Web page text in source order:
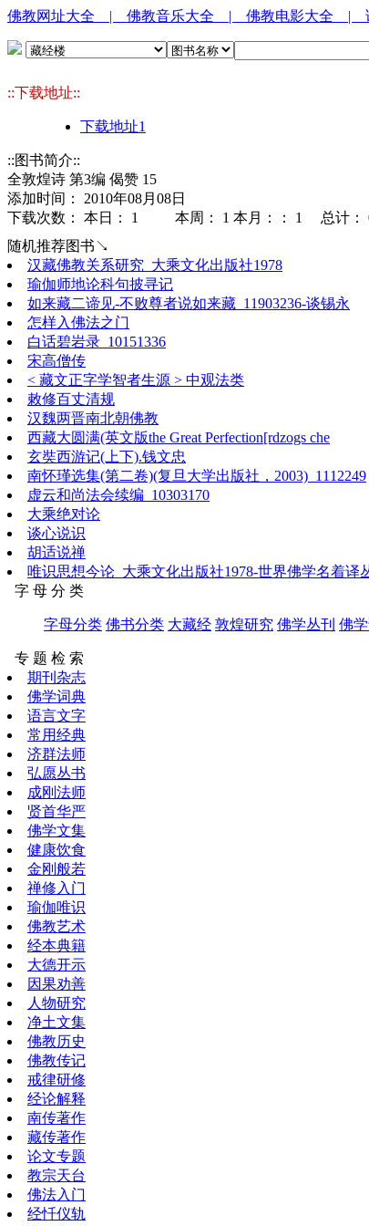
佛教网址大全 | 佛教音乐大全 | 佛教电影大全 |
::下载地址::
下载地址1
::图书简介::
全敦煌诗 第3编 偈赞 15
添加时间： 2010年08月08日
下载次数： 本日： 1 本周： 1 本月：： 1 总计：
随机推荐图书↘
汉藏佛教关系研究_大乘文化出版社1978
瑜伽师地论科句披寻记
如来藏二谛见-不败尊者说如来藏_11903236-谈锡永
怎样入佛法之门
白话碧岩录_10151336
宋高僧传
< 藏文正字学智者生源 > 中观法类
敕修百丈清规
汉魏两晋南北朝佛教
西藏大圆满(英文版the Great Perfection[rdzogs che
玄奘西游记(上下).钱文忠
南怀瑾选集(第二卷)(复旦大学出版社，2003)_1112249
虚云和尚法会续编_10303170
大乘绝对论
谈心说识
胡适说禅
唯识思想今论_大乘文化出版社1978-世界佛学名着译
字 母 分 类
字母分类 佛书分类 大藏经 敦煌研究 佛学丛刊 佛
专 题 检 索
期刊杂志
佛学词典
语言文字
常用经典
济群法师
弘愿丛书
成刚法师
贤首华严
佛学文集
健康饮食
金刚般若
禅修入门
瑜伽唯识
佛教艺术
经本典籍
大德开示
因果劝善
人物研究
净土文集
佛教历史
佛教传记
戒律研修
经论解释
南传著作
藏传著作
论文专题
教宗天台
佛法入门
经忏仪轨